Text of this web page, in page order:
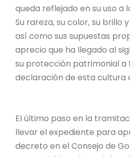
queda reflejado en su uso a
Su rareza, su color, su brillo
así como sus supuestas
aprecio que ha llegado al
su protección patrimonial a
declaración de esta cultura
El último paso en la
llevar el expediente para
decreto en el Consejo de